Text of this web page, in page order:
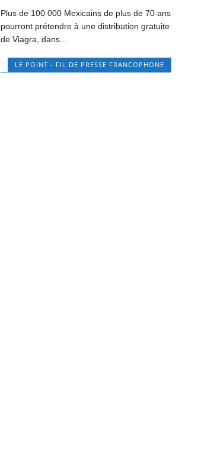
Plus de 100 000 Mexicains de plus de 70 ans
pourront prétendre à une distribution gratuite
de Viagra, dans...
LE POINT - FIL DE PRESSE FRANCOPHONE